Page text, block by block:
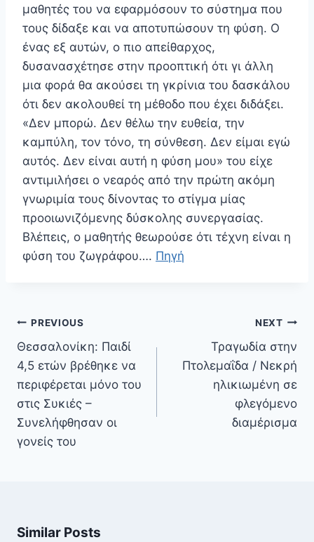
μαθητές του να εφαρμόσουν το σύστημα που
τους δίδαξε και να αποτυπώσουν τη φύση. Ο
ένας εξ αυτών, ο πιο απείθαρχος,
δυσανασχέτησε στην προοπτική ότι γι άλλη
μια φορά θα ακούσει τη γκρίνια του δασκάλου
ότι δεν ακολουθεί τη μέθοδο που έχει διδάξει.
«Δεν μπορώ. Δεν θέλω την ευθεία, την
καμπύλη, τον τόνο, τη σύνθεση. Δεν είμαι εγώ
αυτός. Δεν είναι αυτή η φύση μου» του είχε
αντιμιλήσει ο νεαρός από την πρώτη ακόμη
γνωριμία τους δίνοντας το στίγμα μίας
προοιωνιζόμενης δύσκολης συνεργασίας.
Βλέπεις, ο μαθητής θεωρούσε ότι τέχνη είναι η
φύση του ζωγράφου…. Πηγή
Πλοήγηση
άρθρων
PREVIOUS
Θεσσαλονίκη: Παιδί
4,5 ετών βρέθηκε να
περιφέρεται μόνο του
στις Συκιές –
Συνελήφθησαν οι
γονείς του
NEXT
Τραγωδία στην
Πτολεμαΐδα / Νεκρή
ηλικιωμένη σε
φλεγόμενο
διαμέρισμα
Similar Posts